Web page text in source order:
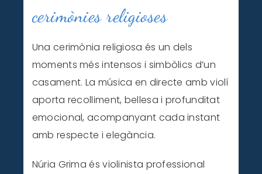
cerimònies religioses
Una cerimònia religiosa és un dels
moments més intensos i simbòlics d’un
casament. La música en directe amb violí
aporta recolliment, bellesa i profunditat
emocional, acompanyant cada instant
amb respecte i elegància.
Núria Grima és violinista professional